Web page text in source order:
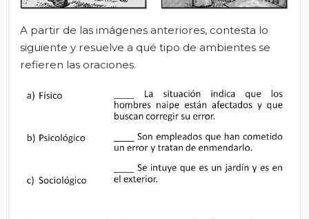
A partir de las imágenes anteriores, contesta lo
siguiente y resuelve a qué tipo de ambientes se
refieren las oraciones.